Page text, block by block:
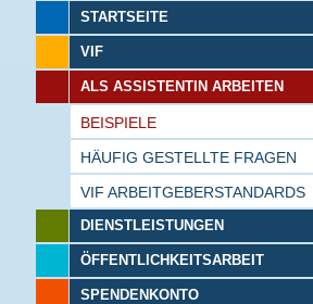
STARTSEITE
VIF
ALS ASSISTENTIN ARBEITEN
BEISPIELE
HÄUFIG GESTELLTE FRAGEN
VIF ARBEITGEBERSTANDARDS
DIENSTLEISTUNGEN
ÖFFENTLICHKEITSARBEIT
SPENDENKONTO